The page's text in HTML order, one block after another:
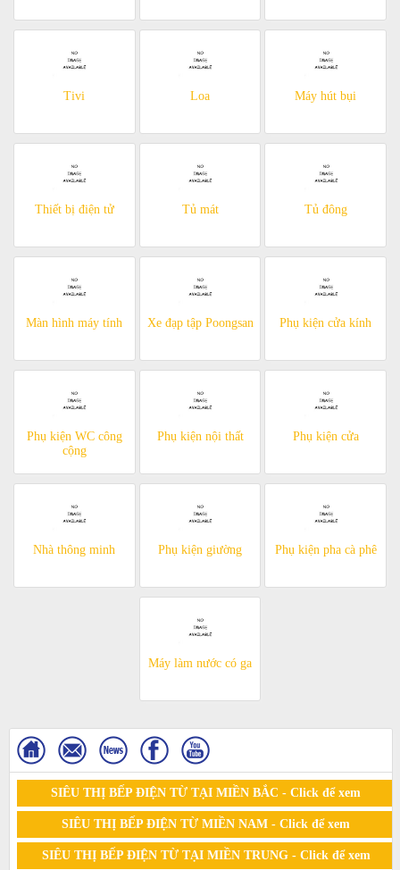
Tivi Loa Máy hút bụi
Thiết bị điện tử Tủ mát Tủ đông
Màn hình máy tính Xe đạp tập Poongsan Phụ kiện cửa kính
Phụ kiện WC công
cộng
Phụ kiện nội thất Phụ kiện cửa
Nhà thông minh Phụ kiện giường Phụ kiện pha cà phê
Máy làm nước có ga
SIÊU THỊ BẾP ĐIỆN TỪ TẠI MIỀN BẮC - Click để xem
SIÊU THỊ BẾP ĐIỆN TỪ MIỀN NAM - Click để xem
SIÊU THỊ BẾP ĐIỆN TỪ TẠI MIỀN TRUNG - Click để xem